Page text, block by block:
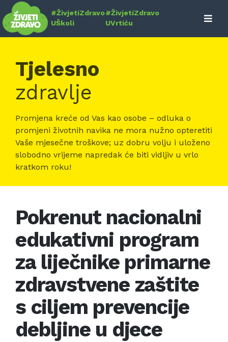
Skip
to
content
#ŽivjetiZdravo
UŠkoli
#ŽivjetiZdravo
UVrtiću
Tjelesno
zdravlje
Promjena kreće od Vas kao osobe – odluka o
promjeni životnih navika ne mora nužno opteretiti
Vaše mjesečne troškove; uz dobru volju i uloženo
slobodno vrijeme napredak će biti vidljiv u vrlo
kratkom roku!
Pokrenut nacionalni
edukativni program
za liječnike primarne
zdravstvene zaštite
s ciljem prevencije
debljine u djece